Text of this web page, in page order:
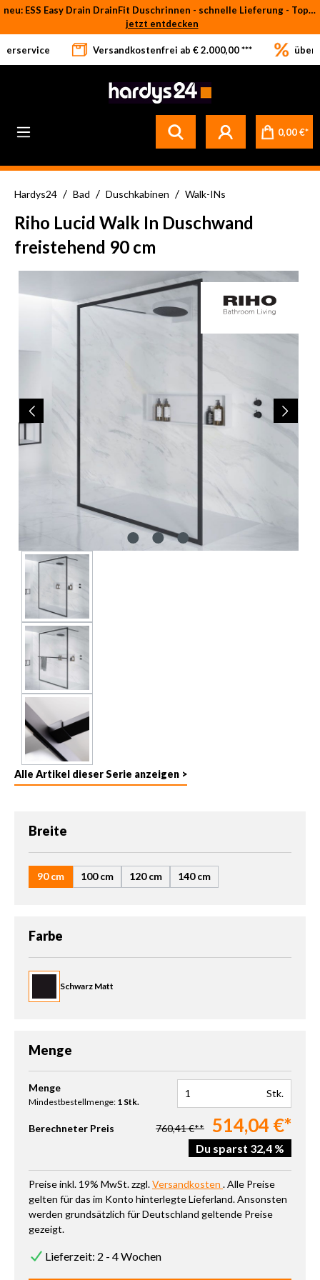
Zum Hauptinhalt springen
neu: ESS Easy Drain DrainFit Duschrinnen - schnelle Lieferung - Top-Preise
jetzt entdecken
Versandkostenfrei ab € 2.000,00 *** über
0,00 €*
Hardys24 / Bad / Duschkabinen / Walk-INs
Riho Lucid Walk In Duschwand
freistehend 90 cm
Alle Artikel dieser Serie anzeigen >
Breite
90 cm 100 cm 120 cm 140 cm
Farbe
Schwarz Matt
Menge
Produkt Anzahl: Gib den gewünschten Wert ein oder benutze
Menge
Mindestbestellmenge: 1 Stk.
Stk.
Berechneter Preis 760,41 €** 514,04 €*
Du sparst 32,4 %
Preise inkl. 19% MwSt. zzgl.Versandkosten . Alle Preise
gelten für das im Konto hinterlegte Lieferland. Ansonsten
werden grundsätzlich für Deutschland geltende Preise
gezeigt.
Lieferzeit: 2 - 4 Wochen